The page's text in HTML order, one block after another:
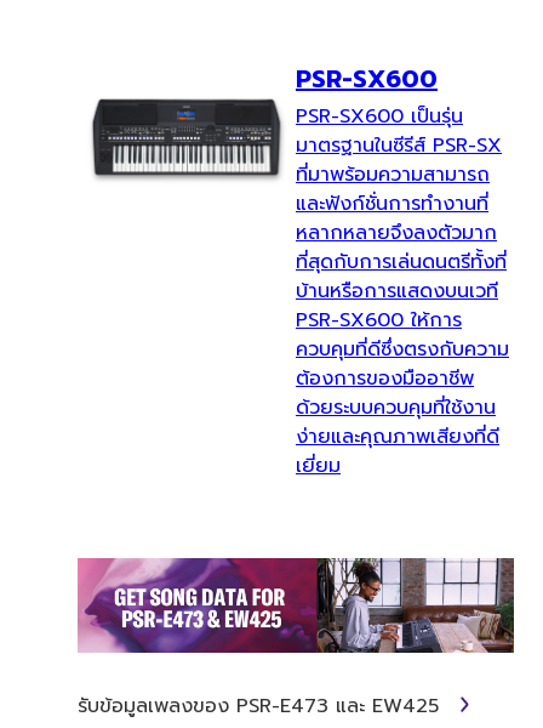
PSR-SX600
PSR-SX600 เป็นรุ่น
มาตรฐานในซีรีส์ PSR-SX
ที่มาพร้อมความสามารถ
และฟังก์ชั่นการทำงานที่
หลากหลายจึงลงตัวมาก
ที่สุดกับการเล่นดนตรีทั้งที่
บ้านหรือการแสดงบนเวที
PSR-SX600 ให้การ
ควบคุมที่ดีซึ่งตรงกับความ
ต้องการของมืออาชีพ
ด้วยระบบควบคุมที่ใช้งาน
ง่ายและคุณภาพเสียงที่ดี
เยี่ยม
รับข้อมูลเพลงของ PSR-E473 และ EW425